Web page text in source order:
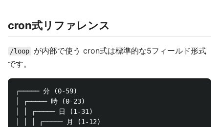
cron式リファレンス
/loop
が内部で使う cron式は標準的な5フィールド形式
です。
┌───── 分 (0-59)
│ ┌───── 時 (0-23)
│ │ ┌───── 日 (1-31)
│ │ │ ┌───── 月 (1-12)